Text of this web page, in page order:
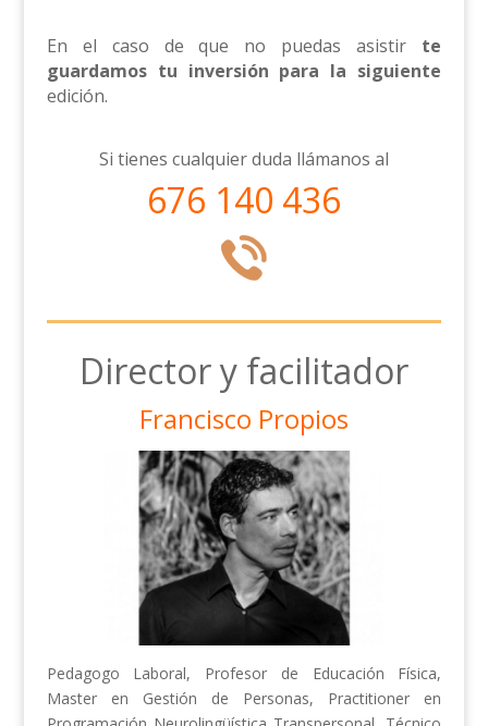
En el caso de que no puedas asistir te
guardamos tu inversión para la siguiente
edición.
Si tienes cualquier duda llámanos al
676 140 436
Director y facilitador
Francisco Propios
Pedagogo Laboral, Profesor de Educación Física,
Master en Gestión de Personas, Practitioner en